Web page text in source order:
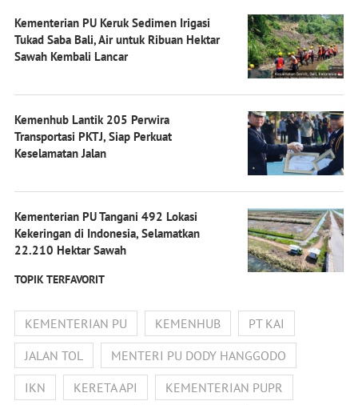
Kementerian PU Keruk Sedimen Irigasi
Tukad Saba Bali, Air untuk Ribuan Hektar
Sawah Kembali Lancar
Kemenhub Lantik 205 Perwira
Transportasi PKTJ, Siap Perkuat
Keselamatan Jalan
Kementerian PU Tangani 492 Lokasi
Kekeringan di Indonesia, Selamatkan
22.210 Hektar Sawah
TOPIK TERFAVORIT
KEMENTERIAN PU KEMENHUB
PT KAI
JALAN TOL
MENTERI PU DODY HANGGODO
IKN
KERETA API
KEMENTERIAN PUPR